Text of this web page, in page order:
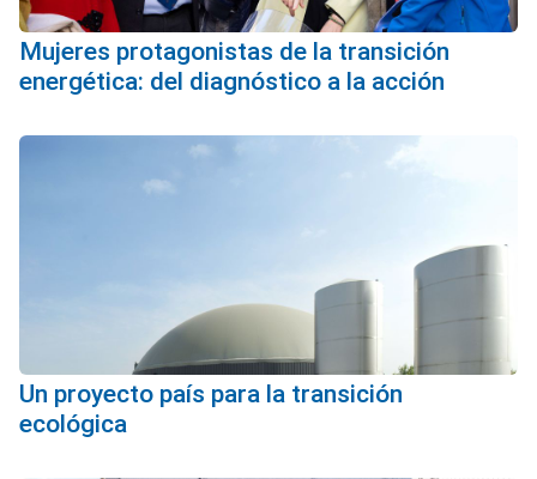
Mujeres protagonistas de la transición
energética: del diagnóstico a la acción
Un proyecto país para la transición
ecológica